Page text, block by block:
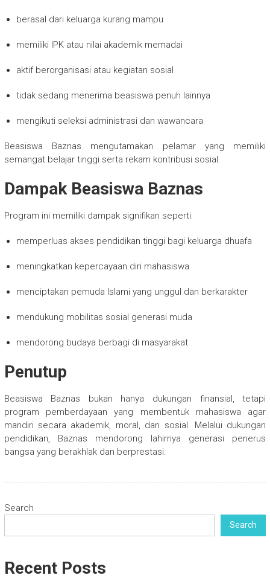
berasal dari keluarga kurang mampu
memiliki IPK atau nilai akademik memadai
aktif berorganisasi atau kegiatan sosial
tidak sedang menerima beasiswa penuh lainnya
mengikuti seleksi administrasi dan wawancara
Beasiswa Baznas mengutamakan pelamar yang memiliki
semangat belajar tinggi serta rekam kontribusi sosial.
Dampak Beasiswa Baznas
Program ini memiliki dampak signifikan seperti:
memperluas akses pendidikan tinggi bagi keluarga dhuafa
meningkatkan kepercayaan diri mahasiswa
menciptakan pemuda Islami yang unggul dan berkarakter
mendukung mobilitas sosial generasi muda
mendorong budaya berbagi di masyarakat
Penutup
Beasiswa Baznas bukan hanya dukungan finansial, tetapi
program pemberdayaan yang membentuk mahasiswa agar
mandiri secara akademik, moral, dan sosial. Melalui dukungan
pendidikan, Baznas mendorong lahirnya generasi penerus
bangsa yang berakhlak dan berprestasi.
Search
Search
Recent Posts